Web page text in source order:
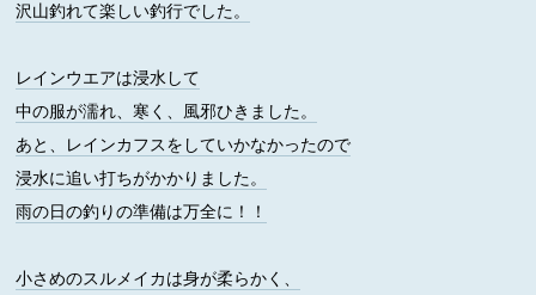
沢山釣れて楽しい釣行でした。
レインウエアは浸水して
中の服が濡れ、寒く、風邪ひきました。
あと、レインカフスをしていかなかったので
浸水に追い打ちがかかりました。
雨の日の釣りの準備は万全に！！
小さめのスルメイカは身が柔らかく、